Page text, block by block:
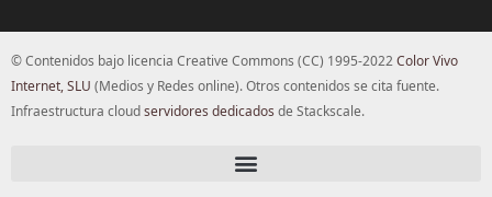
© Contenidos bajo licencia Creative Commons (CC) 1995-2022Color Vivo
Internet, SLU (Medios y Redes online). Otros contenidos se cita fuente.
Infraestructura cloudservidores dedicados de Stackscale.